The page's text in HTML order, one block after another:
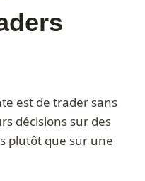
est de trader sans
décisions sur des
plutôt que sur une